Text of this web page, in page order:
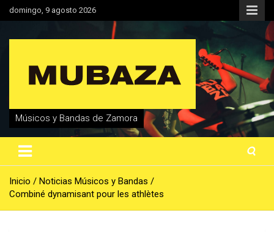
Saltar
al
domingo, 9 agosto 2026
Músicos y Bandas de Zamora
Inicio
Noticias Músicos y Bandas
Combiné dynamisant pour les athlètes